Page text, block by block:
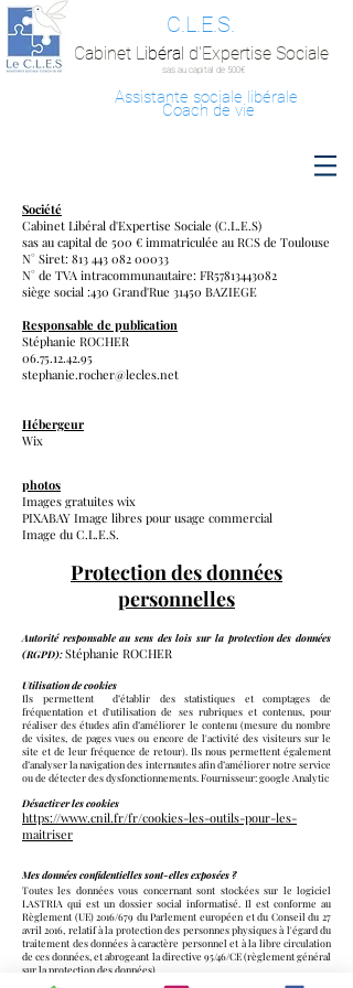
C.L.E.S.
Cabinet Libéral d'Expertise Sociale
sas au capital de 500€
Assistante sociale libérale
Coach de vie
Société
Cabinet Libéral d'Expertise Sociale (C.L.E.S)
sas au capital de 500 € immatriculée au RCS de Toulouse
N° Siret: 813 443 082 00033
N° de TVA intracommunautaire: FR57813443082
siège social :430 Grand'Rue 31450 BAZIEGE
Responsable de publication
Stéphanie ROCHER
06.75.12.42.95
stephanie.rocher@lecles.net
Hébergeur
Wix
photos
Images gratuites wix
PIXABAY Image libres pour usage commercial
Image du C.L.E.S.
Protection des données
personnelles
Autorité responsable au sens des lois sur la protection des données
(RGPD):Stéphanie ROCHER
Utilisation de cookies
Ils permettent d’établir des statistiques et comptages de
fréquentation et d'utilisation de ses rubriques et contenus, pour
réaliser des études afin d’améliorer le contenu (mesure du nombre
de visites, de pages vues ou encore de l'activité des visiteurs sur le
site et de leur fréquence de retour). Ils nous permettent également
d’analyser la navigation des internautes afin d’améliorer notre service
ou de détecter des dysfonctionnements. Fournisseur: google Analytic
Désactiver les cookies
https://www.cnil.fr/fr/cookies-les-outils-pour-les-
maitriser
Mes données confidentielles sont-elles exposées ?
Toutes les données vous concernant sont stockées sur le logiciel
LASTRIA qui est un dossier social informatisé. Il est conforme au
Règlement (UE) 2016/679 du Parlement européen et du Conseil du 27
avril 2016, relatif à la protection des personnes physiques à l'égard du
traitement des données à caractère personnel et à la libre circulation
de ces données, et abrogeant la directive 95/46/CE (règlement général
sur la protection des données).